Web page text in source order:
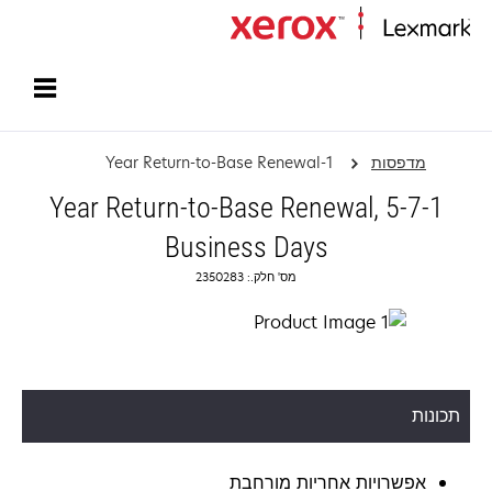
מדפסות 1-Year Return-to-Base Renewal
1-Year Return-to-Base Renewal, 5-7
Business Days
מס' חלק.: 2350283
תכונות
אפשרויות אחריות מורחבת